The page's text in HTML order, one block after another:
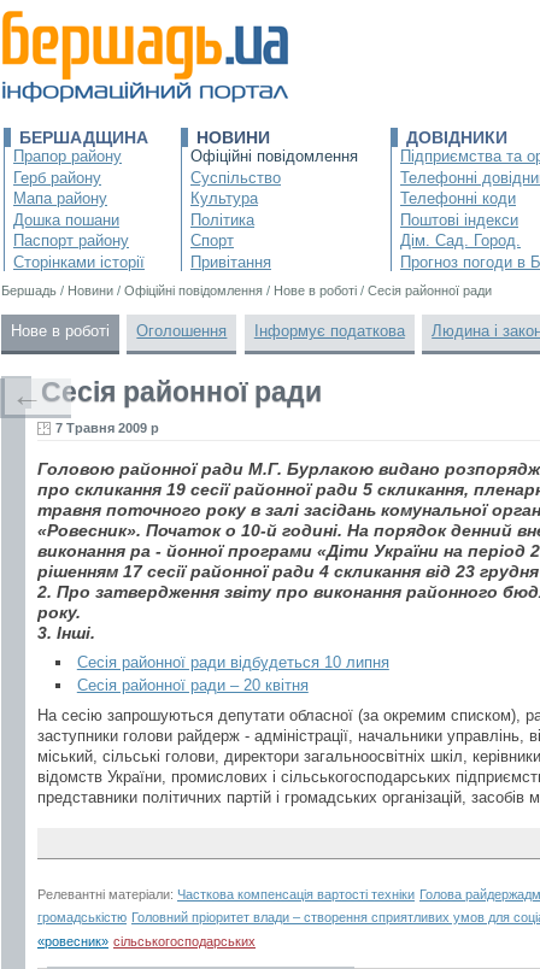
БЕРШАДЩИНА
Прапор району
Герб району
Мапа району
Дошка пошани
Паспорт району
Сторінками історії
НОВИНИ
Офіційні повідомлення
Суспільство
Культура
Політика
Спорт
Привітання
ДОВІДНИКИ
Підприємства та
Телефонні
Телефонні коди
Поштові індекси
Дім. Сад. Город.
Прогноз погоди в
Бершадь / Новини / Офіційні повідомлення / Нове в роботі / Сесія районної ради
Нове в роботі Оголошення Інформує податкова Людина і
Сесія районної ради
7 Травня 2009 р
Головою районної ради М.Г. Бурлакою видано
про скликання 19 сесії районної ради 5 скликання,
травня поточного року в залі засідань комунальної
«Ровесник». Початок о 10-й годині. На порядок денний
виконання ра - йонної програми «Діти України на період
рішенням 17 сесії районної ради 4 скликання від 23
2. Про затвердження звіту про виконання районного
року.
3. Інші.
Сесія районної ради відбудеться 10 липня
Сесія районної ради – 20 квітня
На сесію запрошуються депутати обласної (за окремим списком),
заступники голови райдерж - адміністрації, начальники управлінь,
міський, сільські голови, директори загальноосвітніх шкіл,
відомств України, промислових і сільськогосподарських
представники політичних партій і громадських організацій, засобів
Релевантні матеріали: Часткова компенсація вартості техніки Голова
громадськістю Головний пріоритет влади – створення сприятливих умов для
«ровесник» сільськогосподарських
←